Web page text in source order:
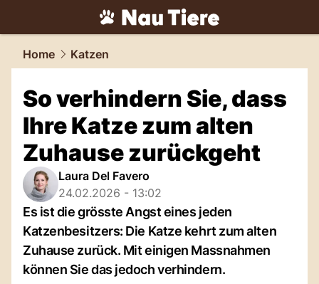
tiere.NAU.ch
Home Katzen
So verhindern Sie, dass
Ihre Katze zum alten
Zuhause zurückgeht
Laura Del Favero
24.02.2026 - 13:02
Es ist die grösste Angst eines jeden
Katzenbesitzers: Die Katze kehrt zum alten
Zuhause zurück. Mit einigen Massnahmen
können Sie das jedoch verhindern.